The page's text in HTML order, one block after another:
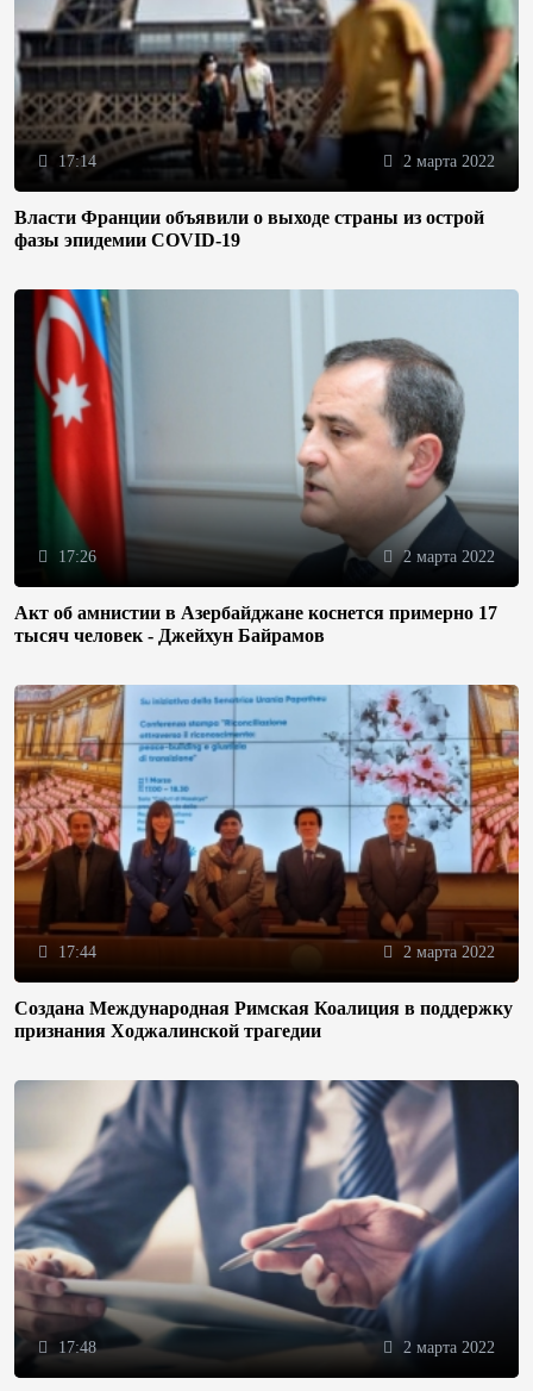
17:14 2 марта 2022
Власти Франции объявили о выходе страны из острой
фазы эпидемии COVID-19
17:26 2 марта 2022
Акт об амнистии в Азербайджане коснется примерно 17
тысяч человек - Джейхун Байрамов
17:44 2 марта 2022
Создана Международная Римская Коалиция в поддержку
признания Ходжалинской трагедии
17:48 2 марта 2022